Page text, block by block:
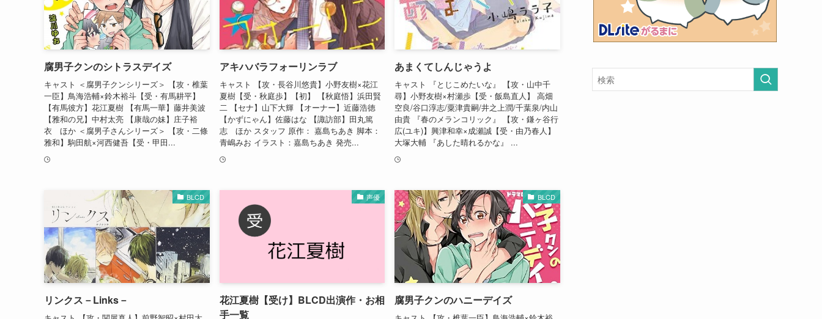
腐男子クンのシトラスデイズ
キャスト ＜腐男子クンシリーズ＞ 【攻・椎葉
一臣】鳥海浩輔×鈴木裕斗【受・有馬耕平】
【有馬彼方】花江夏樹 【有馬一華】藤井美波
【雅和の兄】中村太亮 【康哉の妹】庄子裕
衣 ほか ＜腐男子さんシリーズ＞ 【攻・二條
雅和】駒田航×河西健吾【受・甲田...
アキハバラフォーリンラブ
キャスト 【攻・長谷川悠貴】小野友樹×花江
夏樹【受・秋庭歩】【初】 【秋庭悟】浜田賢
二 【セナ】山下大輝 【オーナー】近藤浩徳
【かずにゃん】佐藤はな 【諏訪部】田丸篤
志 ほか スタッフ 原作： 嘉島ちあき 脚本：
青嶋みお イラスト：嘉島ちあき 発売...
あまくてしんじゃうよ
キャスト 『とじこめたいな』 【攻・山中千
尋】小野友樹×村瀬歩【受・飯島直人】 高畑
空良/谷口淳志/粟津貴嗣/井之上潤/千葉泉/内山
由貴 『春のメランコリック』 【攻・鎌ヶ谷行
広(ユキ)】興津和幸×成瀬誠【受・由乃春人】
大塚大輔 『あした晴れるかな』 ...
BLCD
リンクス－Links－
声優
花江夏樹【受け】BLCD出演作・お相
手一覧
BLCD
腐男子クンのハニーデイズ